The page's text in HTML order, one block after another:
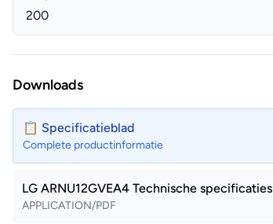
200
Downloads
📋 Specificatieblad
Complete productinformatie
LG ARNU12GVEA4 Technische specificaties
APPLICATION/PDF